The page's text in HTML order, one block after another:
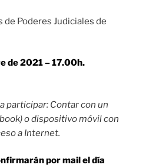
Poderes Judiciales de
de 2021 – 17.00h.
participar: Contar con un
o dispositivo móvil con
a Internet.
por mail el día